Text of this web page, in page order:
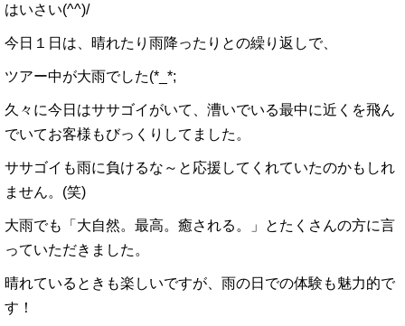
はいさい(^^)/
今日１日は、晴れたり雨降ったりとの繰り返しで、
ツアー中が大雨でした(*_*;
久々に今日はササゴイがいて、漕いでいる最中に近くを飛ん
でいてお客様もびっくりしてました。
ササゴイも雨に負けるな～と応援してくれていたのかもしれ
ません。(笑)
大雨でも「大自然。最高。癒される。」とたくさんの方に言
っていただきました。
晴れているときも楽しいですが、雨の日での体験も魅力的で
す！